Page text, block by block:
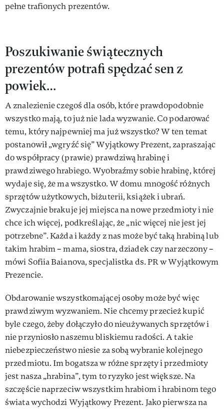
pełne trafionych prezentów.
Poszukiwanie świątecznych
prezentów potrafi spędzać sen z
powiek…
A znalezienie czegoś dla osób, które prawdopodobnie
wszystko mają, to już nie lada wyzwanie. Co podarować
temu, który najpewniej ma już wszystko? W ten temat
postanowił „wgryźć się” Wyjątkowy Prezent, zapraszając
do współpracy (prawie) prawdziwą hrabinę i
prawdziwego hrabiego. Wyobraźmy sobie hrabinę, której
wydaje się, że ma wszystko. W domu mnogość różnych
sprzętów użytkowych, biżuterii, książek i ubrań.
Zwyczajnie brakuje jej miejsca na nowe przedmioty i nie
chce ich więcej, podkreślając, że „nic więcej nie jest jej
potrzebne”. Każda i każdy z nas może być taką hrabiną lub
takim hrabim – mama, siostra, dziadek czy narzeczony –
mówi Sofiia Baianova, specjalistka ds. PR w Wyjątkowym
Prezencie.
Obdarowanie wszystkomającej osoby może być więc
prawdziwym wyzwaniem. Nie chcemy przecież kupić
byle czego, żeby dołączyło do nieużywanych sprzętów i
nie przyniosło naszemu bliskiemu radości. A takie
niebezpieczeństwo niesie za sobą wybranie kolejnego
przedmiotu. Im bogatsza w różne sprzęty i przedmioty
jest nasza „hrabina”, tym to ryzyko jest większe. Na
szczęście naprzeciw wszystkim hrabiom i hrabinom tego
świata wychodzi Wyjątkowy Prezent. Jako pierwsza na